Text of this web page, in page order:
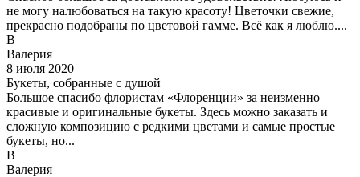
не могу налюбоваться на такую красоту! Цветочки свежие,
прекрасно подобраны по цветовой гамме. Всё как я люблю....
В
Валерия
8 июля 2020
Букеты, собранные с душой
Большое спасибо флористам «Флоренции» за неизменно
красивые и оригинальные букеты. Здесь можно заказать и
сложную композицию с редкими цветами и самые простые
букеты, но...
В
Валерия